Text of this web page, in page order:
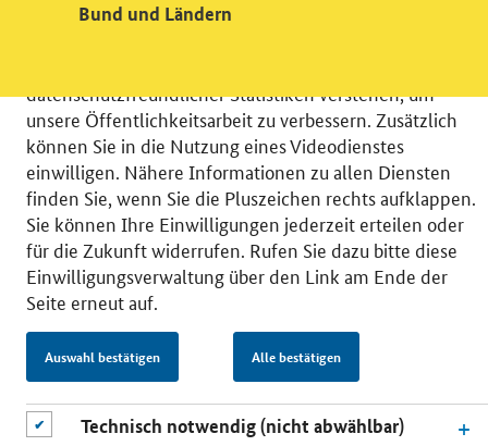
© 2026 Bundesministerium für Wirtschaft und Energie
RSS
Benutzerhinweise
Inhaltsverzeichnis
Impressum
Barrierefreiheit
Datenschutz
Einwilligungsverwaltung
Wir bitten Sie an dieser Stelle um Ihre Einwilligung für
datenschutzfreundlicher Statistiken verstehen, um
unsere Öffentlichkeitsarbeit zu verbessern. Zusätzlich
können Sie in die Nutzung eines Videodienstes
einwilligen. Nähere Informationen zu allen Diensten
finden Sie, wenn Sie die Pluszeichen rechts aufklappen.
Sie können Ihre Einwilligungen jederzeit erteilen oder
für die Zukunft widerrufen. Rufen Sie dazu bitte diese
Einwilligungsverwaltung über den Link am Ende der
Seite erneut auf.
Auswahl bestätigen Alle bestätigen
Technisch notwendig (nicht abwählbar)
Bund und Ländern